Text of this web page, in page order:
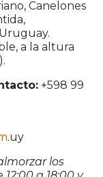
Canelones
a la altura
+598 99
.uy
los